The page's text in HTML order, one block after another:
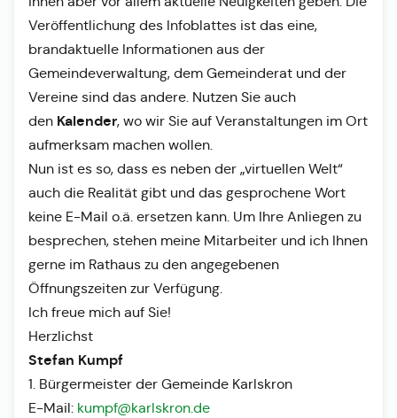
Veröffentlichung des Infoblattes ist das eine,
brandaktuelle Informationen aus der
Gemeindeverwaltung, dem Gemeinderat und der
Vereine sind das andere. Nutzen Sie auch
den Kalender, wo wir Sie auf Veranstaltungen im Ort
aufmerksam machen wollen.
Nun ist es so, dass es neben der „virtuellen Welt“
auch die Realität gibt und das gesprochene Wort
keine E-Mail o.ä. ersetzen kann. Um Ihre Anliegen zu
besprechen, stehen meine Mitarbeiter und ich Ihnen
gerne im Rathaus zu den angegebenen
Öffnungszeiten zur Verfügung.
Ich freue mich auf Sie!
Herzlichst
Stefan Kumpf
1. Bürgermeister der Gemeinde Karlskron
E-Mail: kumpf@karlskron.de